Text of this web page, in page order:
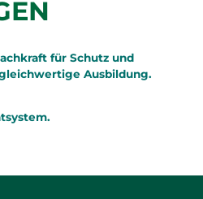
für Schutz und
Ausbildung.